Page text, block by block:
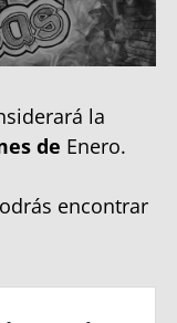
la
de Enero.
encontrar